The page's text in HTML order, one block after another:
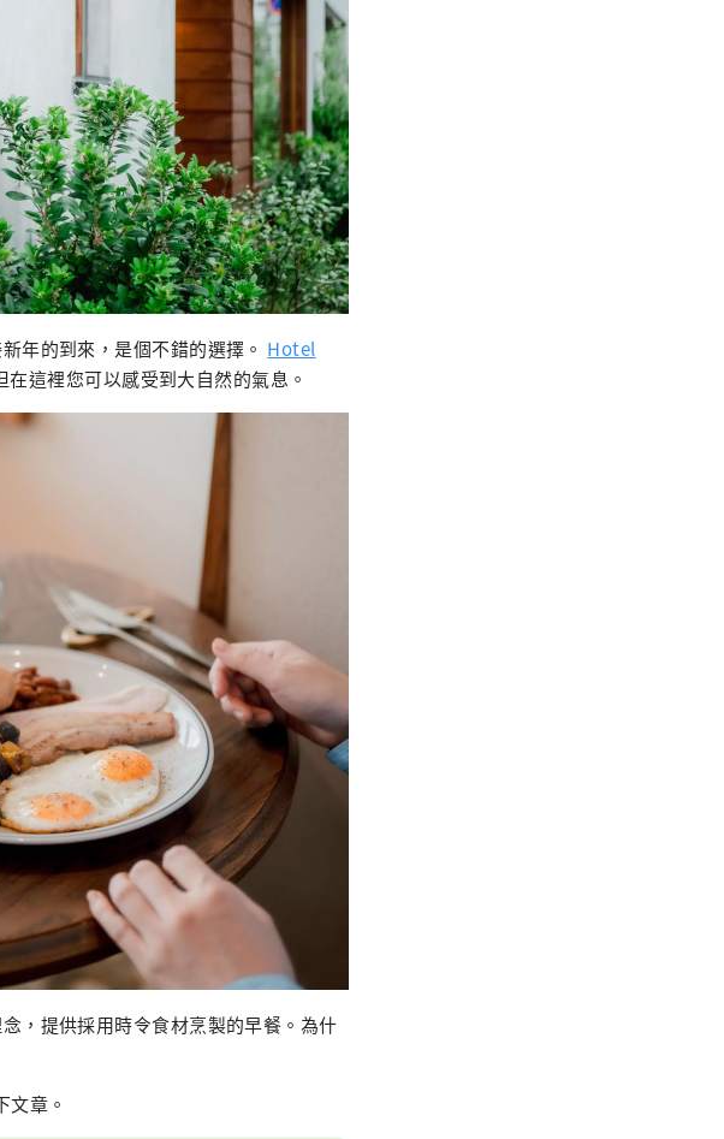
年的到來，是個不錯的選擇。 Hotel
這裡您可以感受到大自然的氣息。
，提供採用時令食材烹製的早餐。為什
文章。